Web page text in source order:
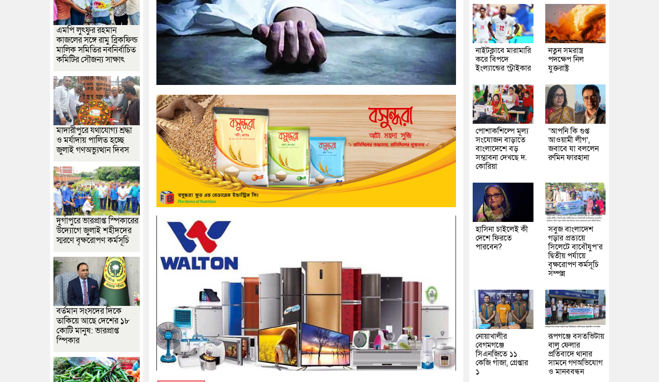
এমপি লুৎফুর রহমান
কাজলের সঙ্গে রামু ব্রিকফিল্ড
মালিক সমিতির নবনির্বাচিত
কমিটির সৌজন্য সাক্ষাৎ
মাদারীপুরে যথাযোগ্য শ্রদ্ধা
ও মর্যাদায় পালিত হচ্ছে
জুলাই গণঅভ্যুত্থান দিবস
দুর্গাপুরে ভারপ্রাপ্ত স্পিকারের
উদ্যোগে জুলাই শহীদদের
স্মরণে বৃক্ষরোপণ কর্মসূচি
বর্তমান সংসদের দিকে
তাকিয়ে আছে দেশের ১৮
কোটি মানুষ: ভারপ্রাপ্ত
স্পিকার
নাইটক্লাবে মারামারি
করে বিপদে
ইংল্যান্ডের স্ট্রাইকার
নতুন সমরাস্ত্র
পদক্ষেপ নিল
যুক্তরাষ্ট্র
পোশাকশিল্পে মূল্য
সংযোজন বাড়াতে
বাংলাদেশে বড়
সম্ভাবনা দেখছে দ.
কোরিয়া
‘আপনি কি গুপ্ত
আওয়ামী লীগ’,
জবাবে যা বললেন
রুমিন ফারহানা
হাসিনা চাইলেই কী
দেশে ফিরতে
পারবেন?
সবুজ বাংলাদেশ
গড়ার প্রত্যয়ে
সিলেটে বাবৌযুপ’র
দ্বিতীয় পর্যায়ে
বৃক্ষরোপণ কর্মসূচি
সম্পন্ন
নোয়াখালীর
বেগমগঞ্জে
সিএনজিতে ১১
কেজি গাঁজা, গ্রেপ্তার
১
রূপগঞ্জে বসতভিটায়
বালু ফেলার
প্রতিবাদে থানার
সামনে গণঅভিযোগ
ও মানববন্ধন